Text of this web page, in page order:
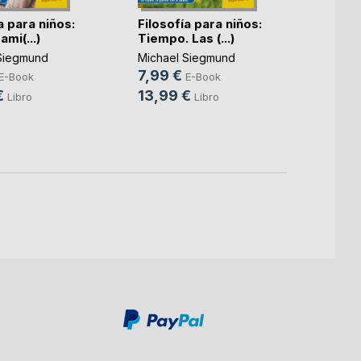
para niños:
Book
Libro
Filosofía para niños:
Tiempo. Las (...)
Michael Siegmund
7,99 € E-Book
13,99 € Libro